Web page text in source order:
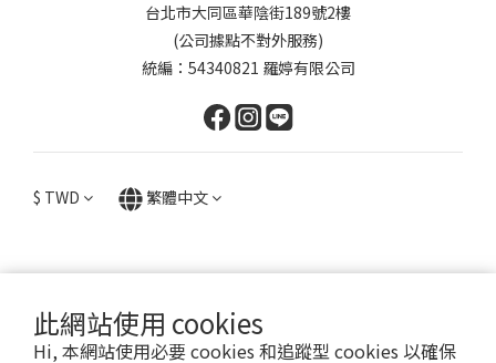
此網站使用 cookies
Hi, 本網站使用必要 cookies 和追蹤型 cookies 以確保
台北市大同區華陰街189號2樓
(公司據點不對外服務)
統編：54340821 羅婷有限公司
$ TWD 繁體中文
提醒您，我們不會以電話或簡訊方式通知變更付款方式。